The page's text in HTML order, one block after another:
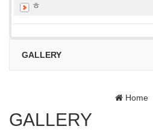
ㅎ
GALLERY
Home
GALLERY